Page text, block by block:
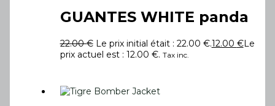
GUANTES WHITE panda
22.00€ Le prix initial était : 22.00 €.12.00 €Le
prix actuel est : 12.00 €. Tax inc.